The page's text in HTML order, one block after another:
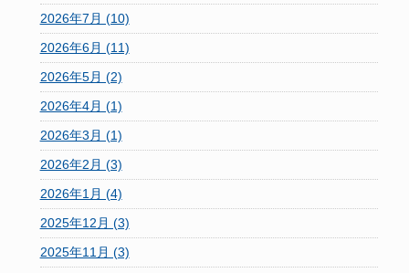
2026年7月 (10)
2026年6月 (11)
2026年5月 (2)
2026年4月 (1)
2026年3月 (1)
2026年2月 (3)
2026年1月 (4)
2025年12月 (3)
2025年11月 (3)